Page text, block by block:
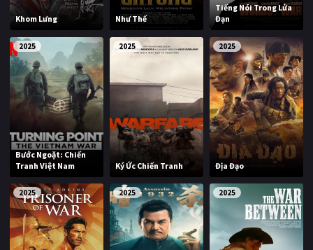
Khom Lưng Như Thế
Tiếng Nói Trong Lửa
Đạn
2025
Bước Ngoặt: Chiến
Tranh Việt Nam
2025
Ký Ức Chiến Tranh
2025
Địa Đạo
2025 2025 2025